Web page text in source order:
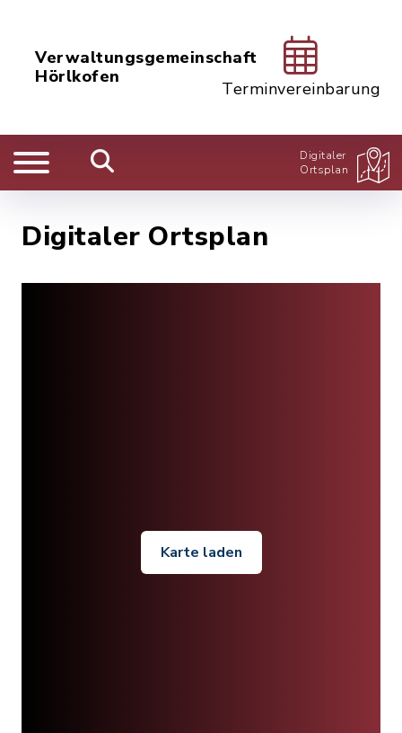
Verwaltungsgemeinschaft
Hörlkofen
Terminvereinbarung
Digitaler
Ortsplan
Digitaler Ortsplan
Karte laden